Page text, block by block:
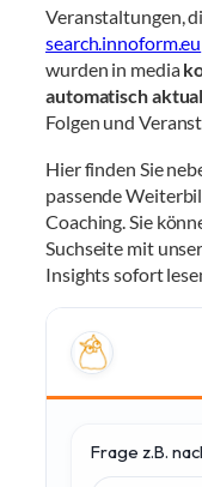
Veranstaltungen,
search.innoform.eu
wurden in media
automatisch
Folgen und
Hier finden Sie
passende
Coaching. Sie
Suchseite mit
Insights sofort